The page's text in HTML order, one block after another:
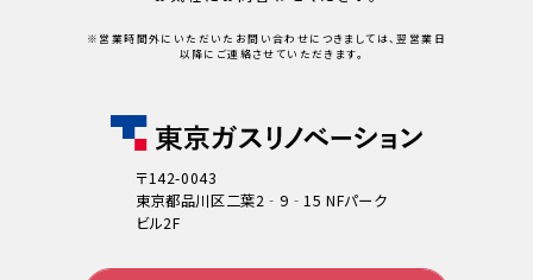
※営業時間外にいただいたお問い合わせにつきましては、翌営業日
以降にご連絡させていただきます。
〒142-0043
東京都品川区二葉2‐9‐15 NFパーク
ビル2F